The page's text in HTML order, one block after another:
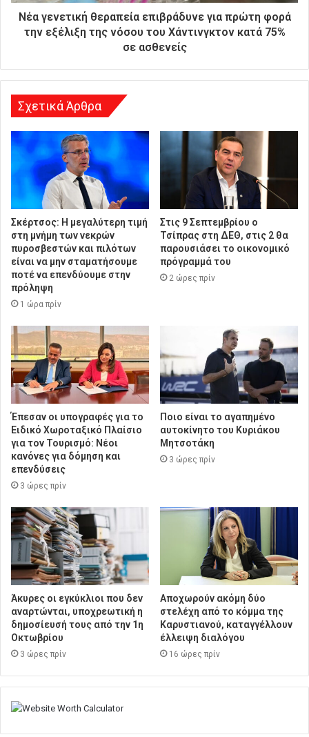
σ
Νέα γενετική θεραπεία επιβράδυνε για πρώτη φορά
την εξέλιξη της νόσου του Χάντινγκτον κατά 75%
σε ασθενείς
Σχετικά Άρθρα
Σκέρτσος: Η μεγαλύτερη τιμή
στη μνήμη των νεκρών
πυροσβεστών και πιλότων
είναι να μην σταματήσουμε
ποτέ να επενδύουμε στην
πρόληψη
1 ώρα πρίν
Στις 9 Σεπτεμβρίου ο
Τσίπρας στη ΔΕΘ, στις 2 θα
παρουσιάσει το οικονομικό
πρόγραμμά του
2 ώρες πρίν
Έπεσαν οι υπογραφές για το
Ειδικό Χωροταξικό Πλαίσιο
για τον Τουρισμό: Νέοι
κανόνες για δόμηση και
επενδύσεις
3 ώρες πρίν
Ποιο είναι το αγαπημένο
αυτοκίνητο του Κυριάκου
Μητσοτάκη
3 ώρες πρίν
Άκυρες οι εγκύκλιοι που δεν
αναρτώνται, υποχρεωτική η
δημοσίευσή τους από την 1η
Οκτωβρίου
3 ώρες πρίν
Αποχωρούν ακόμη δύο
στελέχη από το κόμμα της
Καρυστιανού, καταγγέλλουν
έλλειψη διαλόγου
16 ώρες πρίν